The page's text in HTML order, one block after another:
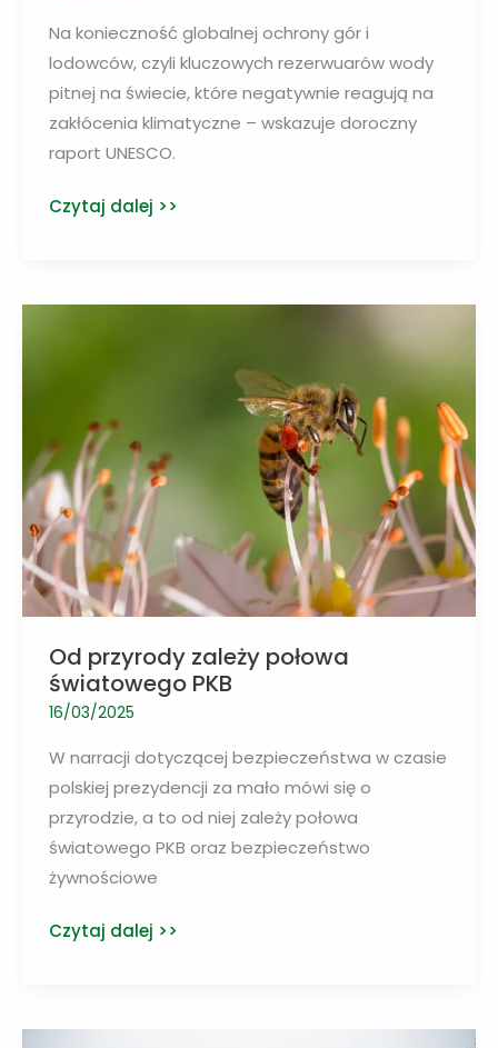
Na konieczność globalnej ochrony gór i
lodowców, czyli kluczowych rezerwuarów wody
pitnej na świecie, które negatywnie reagują na
zakłócenia klimatyczne – wskazuje doroczny
raport UNESCO.
Raport
Czytaj dalej >>
Od przyrody zależy połowa
światowego PKB
16/03/2025
W narracji dotyczącej bezpieczeństwa w czasie
polskiej prezydencji za mało mówi się o
przyrodzie, a to od niej zależy połowa
światowego PKB oraz bezpieczeństwo
żywnościowe
Od
Czytaj dalej >>